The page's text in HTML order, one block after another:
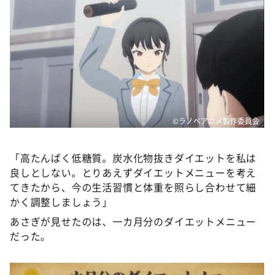
©ラノベアニメ製作委員会
「高たんぱく低糖質。炭水化物抜きダイエットを私は
良しとしない。とりあえずダイエットメニューを考え
てきたから、今の生活習慣と体重を照らし合わせて細
かく調整しましょう」
あさぎが見せたのは、一カ月分のダイエットメニュー
だった。